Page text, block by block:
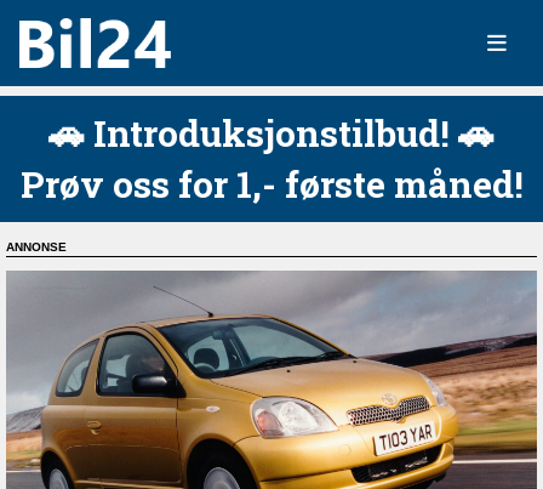
🚗 Introduksjonstilbud! 🚗
Prøv oss for 1,- første måned!